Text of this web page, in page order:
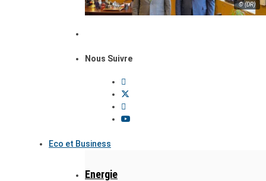
© (DR)
Nous Suivre
Eco et Business
Energie